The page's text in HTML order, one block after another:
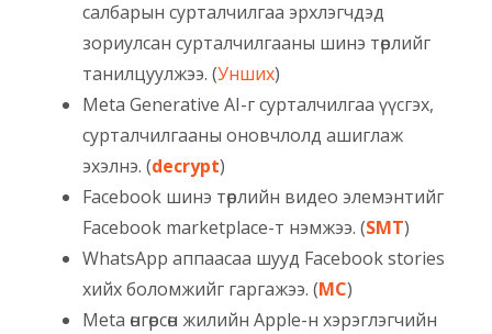
салбарын сурталчилгаа эрхлэгчдэд
зориулсан сурталчилгааны шинэ төрлийг
танилцуулжээ. (Унших)
Meta Generative AI-г сурталчилгаа үүсгэх,
сурталчилгааны оновчлолд ашиглаж
эхэлнэ. (decrypt)
Facebook шинэ төрлийн видео элемэнтийг
Facebook marketplace-т нэмжээ. (SMT)
WhatsApp аппаасаа шууд Facebook stories
хийх боломжийг гаргажээ. (MC)
Meta өнгөрсөн жилийн Apple-н хэрэглэгчийн